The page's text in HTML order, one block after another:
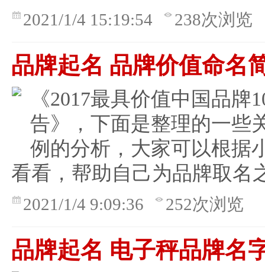
2021/1/4 15:19:54 238次浏览
品牌起名 品牌价值命名
《2017最具价值中国品牌
告》，下面是整理的一些
例的分析，大家可以根据
看看，帮助自己为品牌取名
2021/1/4 9:09:36 252次浏览
品牌起名 电子秤品牌名